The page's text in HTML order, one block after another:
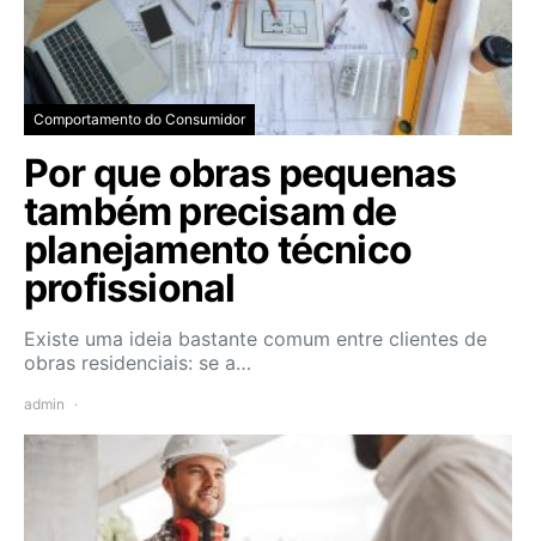
Comportamento do Consumidor
Por que obras pequenas
também precisam de
planejamento técnico
profissional
Existe uma ideia bastante comum entre clientes de
obras residenciais: se a…
admin